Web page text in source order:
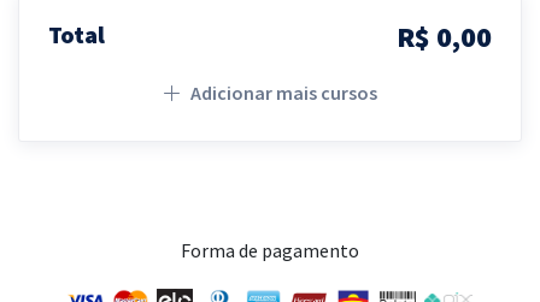
Total R$ 0,00
Adicionar mais cursos
Forma de pagamento